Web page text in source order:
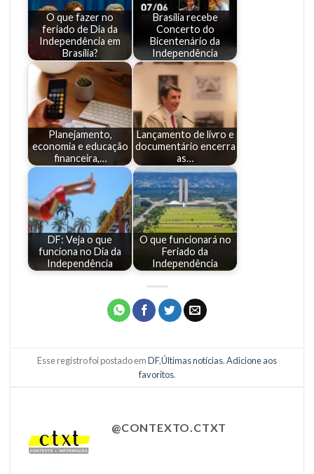
O que fazer no
feriado de Dia da
Independência em
Brasília?
Brasília recebe
Concerto do
Bicentenário da
Independência
Planejamento,
economia e educação
financeira,…
Lançamento de livro e
documentário encerra
as…
DF: Veja o que
funciona no Dia da
Independência
O que funcionará no
Feriado da
Independência
Esse registro foi postado emDF,Últimas notícias.Adicione aos
favoritos.
@CONTEXTO.CTXT